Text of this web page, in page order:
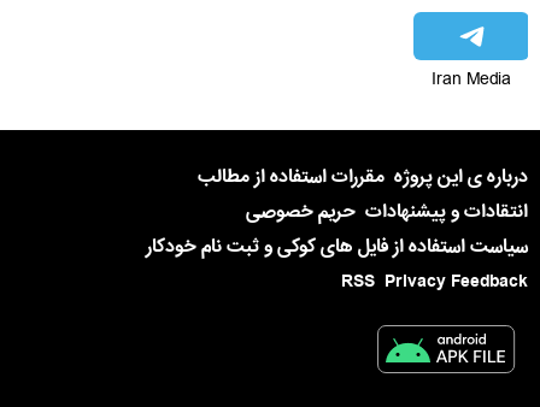
Iran Media
درباره ی این پروژه مقررات استفاده از مطالب
انتقادات و پیشنهادات حریم خصوصی
سیاست استفاده از فایل های کوکی و ثبت نام خودکار
Privacy Feedback
RSS